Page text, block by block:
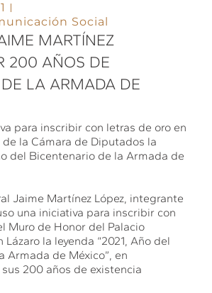
Social
MARTÍNEZ
200 AÑOS DE
LA ARMADA DE
para inscribir con letras de oro en
la Cámara de Diputados la
del Bicentenario de la Armada de
Jaime Martínez López, integrante
una iniciativa para inscribir con
Muro de Honor del Palacio
Lázaro la leyenda “2021, Año del
Armada de México”, en
200 años de existencia